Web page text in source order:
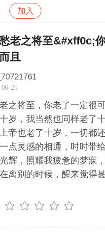
加入
端社区 感慨 帖子详
老之将至&#xff0c;
且
06-25
之将至，你老了一定很
岁，我当然也同样老了
帝也老了十岁，一切都
点灵感的相通，时时带
辉，照耀我疲惫的梦寐
离别的时候，醒来觉得